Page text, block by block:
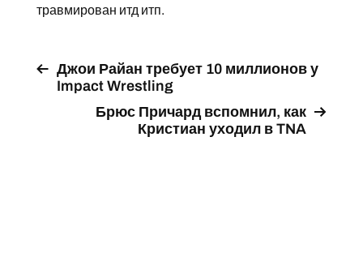
травмирован итд итп.
Джои Райан требует 10 миллионов у
Impact Wrestling
Брюс Причард вспомнил, как
Кристиан уходил в TNA